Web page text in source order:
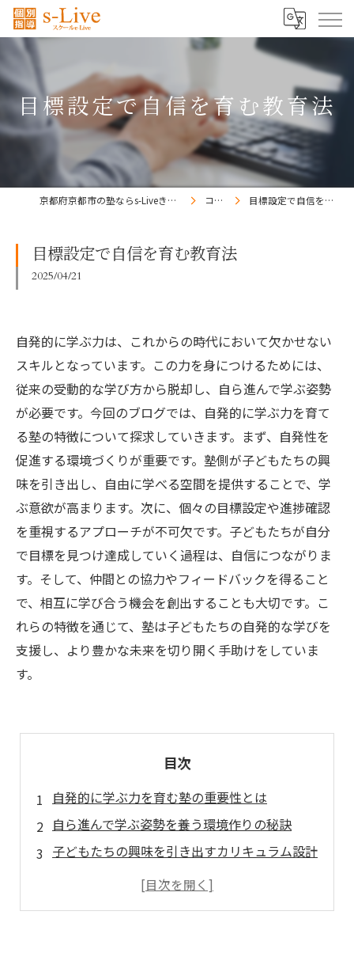
目標設定で自信を育む教育法
京都府京都市の塾ならs-Liveきょうと梅小路校 コラム 目標設定で自信を育む教育法
目標設定で自信を育む教育法
2025/04/21
自発的に学ぶ力は、これからの時代において欠かせない
スキルとなっています。この力を身につけるためには、
従来の受動的な学び方から脱却し、自ら進んで学ぶ姿勢
が必要です。今回のブログでは、自発的に学ぶ力を育て
る塾の特徴について探求していきます。まず、自発性を
促進する環境づくりが重要です。塾側が子どもたちの興
味を引き出し、自由に学べる空間を提供することで、学
ぶ意欲が高まります。次に、個々の目標設定や進捗確認
を重視するアプローチが不可欠です。子どもたちが自分
で目標を見つけ達成していく過程は、自信につながりま
す。そして、仲間との協力やフィードバックを得ること
で、相互に学び合う機会を創出することも大切です。こ
れらの特徴を通じて、塾は子どもたちの自発的な学びを
支援し、より豊かな未来を切り開く手助けをしていま
す。
目次
自発的に学ぶ力を育む塾の重要性とは
自ら進んで学ぶ姿勢を養う環境作りの秘訣
子どもたちの興味を引き出すカリキュラム設計
目標設定が自信に繋がる！塾のアプローチ